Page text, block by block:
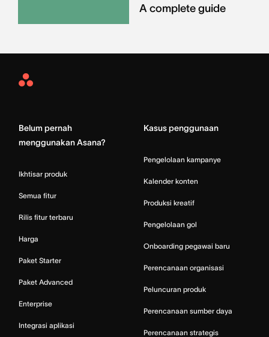
A complete guide
Asana
Belum pernah
menggunakan Asana?
Ikhtisar produk
Semua fitur
Rilis fitur terbaru
Harga
Paket Starter
Paket Advanced
Enterprise
Integrasi aplikasi
Kasus penggunaan
Pengelolaan kampanye
Kalender konten
Produksi kreatif
Pengelolaan gol
Onboarding pegawai baru
Perencanaan organisasi
Peluncuran produk
Perencanaan sumber daya
Perencanaan strategis